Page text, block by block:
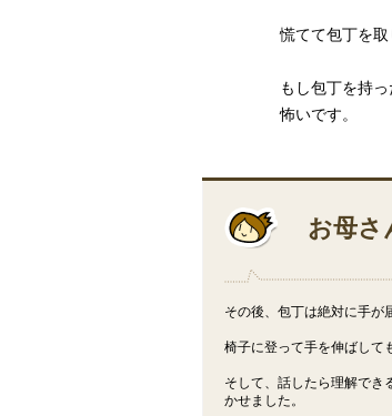
慌てて包丁を取
もし包丁を持
怖いです。
お母
その後、包丁は絶対に手が
椅子に登って手を伸ばして
そして、話したら理解でき
かせました。